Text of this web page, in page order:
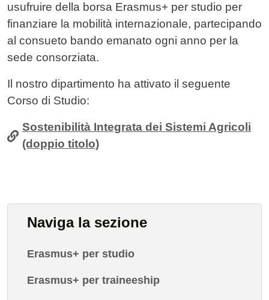
usufruire della borsa Erasmus+ per studio per
finanziare la mobilità internazionale, partecipando
al consueto bando emanato ogni anno per la
sede consorziata.
Il nostro dipartimento ha attivato il seguente
Corso di Studio:
Sostenibilità Integrata dei Sistemi Agricoli
(doppio titolo)
Naviga la sezione
Erasmus+ per studio
Erasmus+ per traineeship